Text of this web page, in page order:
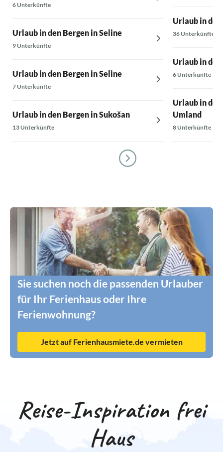
6 Unterkünfte
Urlaub in den Bergen in Seline
9 Unterkünfte
Urlaub in den Bergen in Seline
7 Unterkünfte
Urlaub in den Bergen in Sukošan
13 Unterkünfte
Urlaub in
36 Unterkünfte
Urlaub in
6 Unterkünfte
Urlaub in
Umland
8 Unterkünfte
Sie suchen noch die passenden Urlauber
für Ihr Ferienhaus oder Ihre
Ferienwohnung?
Jetzt auf Ferienhausmiete.de vermieten
Reise-Inspiration frei
Haus